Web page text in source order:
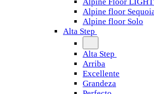
Alpine floor
Alpine floor Solo
Alta Step
Alta Step
Arriba
Excellente
Grandeza